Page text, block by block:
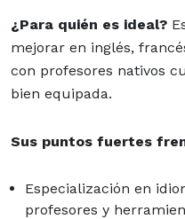
¿Para quién es ideal?
mejorar en inglés,
con profesores nativos
bien equipada.
Sus puntos fuertes
Especialización en
profesores y